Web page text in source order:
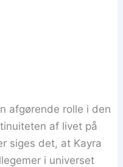
afgørende rolle i den
af ​​livet på
siges det, at Kayra
i universet